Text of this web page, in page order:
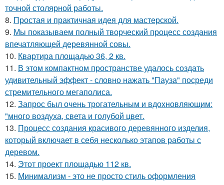
точной столярной работы.
8. Простая и практичная идея для мастерской.
9. Мы показываем полный творческий процесс создания
впечатляющей деревянной совы.
10. Квартира площадью 36, 2 кв.
11. В этом компактном пространстве удалось создать
удивительный эффект - словно нажать "Пауза" посреди
стремительного мегаполиса.
12. Запрос был очень трогательным и вдохновляющим:
"много воздуха, света и голубой цвет.
13. Процесс создания красивого деревянного изделия,
который включает в себя несколько этапов работы с
деревом.
14. Этот проект площадью 112 кв.
15. Минимализм - это не просто стиль оформления